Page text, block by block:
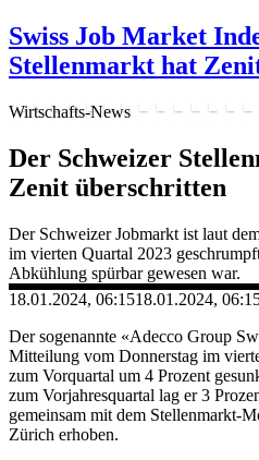
Swiss Job Market
Stellenmarkt hat
Wirtschafts-News
Der Schweizer
Zenit überschritten
Der Schweizer Jobmarkt ist laut
im vierten Quartal 2023
Abkühlung spürbar gewesen war.
18.01.2024, 06:1518.01.2024,
Der sogenannte «Adecco Group
Mitteilung vom Donnerstag im
zum Vorquartal um 4 Prozent
zum Vorjahresquartal lag er 3
gemeinsam mit dem Stellenmarkt-
Zürich erhoben.